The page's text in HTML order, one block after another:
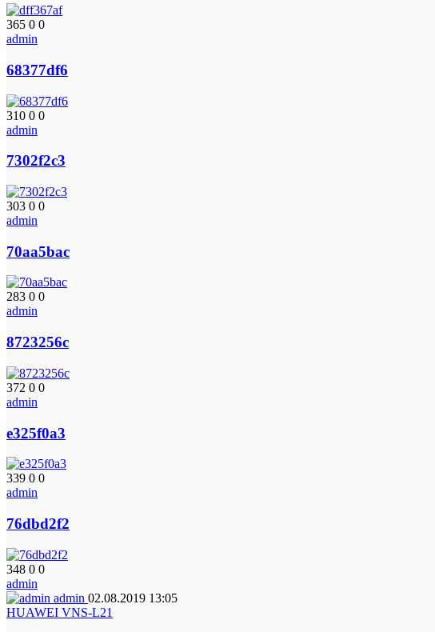
365 0 0
admin
68377df6
310 0 0
admin
7302f2c3
303 0 0
admin
70aa5bac
283 0 0
admin
8723256c
372 0 0
admin
e325f0a3
339 0 0
admin
76dbd2f2
348 0 0
admin
admin 02.08.2019 13:05
HUAWEI VNS-L21